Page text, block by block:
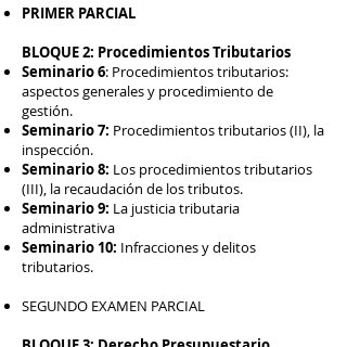
PRIMER PARCIAL
BLOQUE 2: Procedimientos Tributarios
Seminario 6: Procedimientos tributarios:
aspectos generales y procedimiento de
gestión.
Seminario 7: Procedimientos tributarios (II), la
inspección.
Seminario 8: Los procedimientos tributarios
(III), la recaudación de los tributos.
Seminario 9: La justicia tributaria
administrativa
Seminario 10: Infracciones y delitos
tributarios.
SEGUNDO EXAMEN PARCIAL​